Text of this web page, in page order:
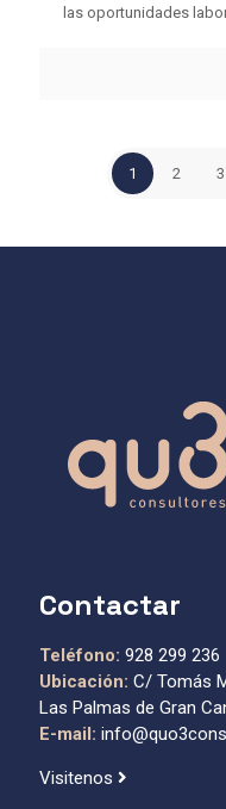
las oportunidades
1 2 3
Contactar
Teléfono: 928 299 236
Ubicación: C/ Tomás
Las Palmas de Gran
E-mail:
Visitenos